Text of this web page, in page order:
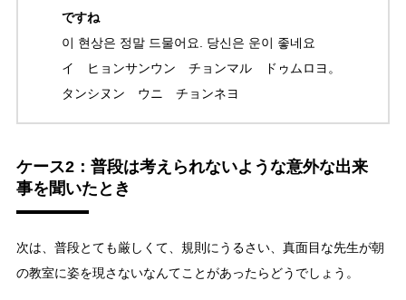
ですね
이 현상은 정말 드물어요. 당신은 운이 좋네요
イ ヒョンサンウン チョンマル ドゥムロヨ。
タンシヌン ウニ チョンネヨ
ケース2：普段は考えられないような意外な出来
事を聞いたとき
次は、普段とても厳しくて、規則にうるさい、真面目な先生が朝
の教室に姿を現さないなんてことがあったらどうでしょう。